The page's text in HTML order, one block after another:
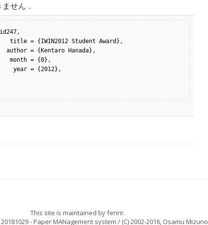
せん．
This site is maintained byfenrir.
- Paper MANagement system / (C) 2002-2016, Osamu Mizuno